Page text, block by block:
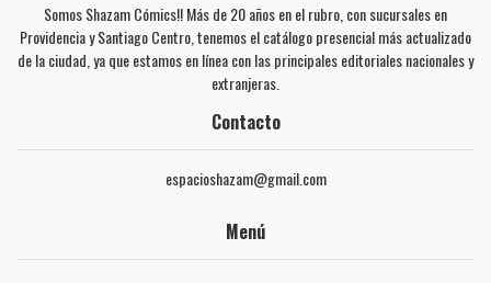
Somos Shazam Cómics!! Más de 20 años en el rubro, con sucursales en
Providencia y Santiago Centro, tenemos el catálogo presencial más actualizado
de la ciudad, ya que estamos en línea con las principales editoriales nacionales y
extranjeras.
Contacto
espacioshazam@gmail.com
Menú